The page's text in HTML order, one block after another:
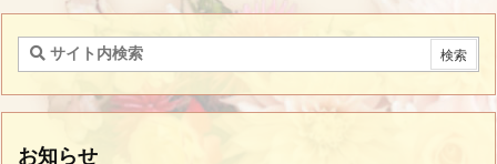
お知らせ